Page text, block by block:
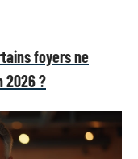
foyers ne
2026 ?